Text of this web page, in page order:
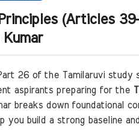
(Articles
26 of the Tamilaruvi study
aspirants preparing for the
breaks down foundational
you build a strong baseline